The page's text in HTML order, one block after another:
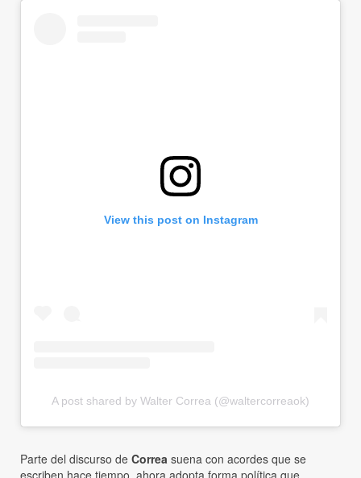
View this post on Instagram
A post shared by Walter Correa (@waltercorreaok)
Parte del discurso de Correa suena con acordes que se